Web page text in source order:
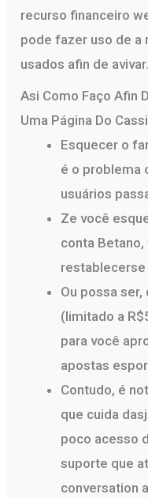
recurso financeiro
pode fazer uso de a
usados afin de avivar.
Asi Como Faço Afin
Uma Página Do
Esquecer o
é o problema
usuários
Ze você
conta
restablecerse
Ou possa
(limitado a
para você
apostas
Contudo, é
que cuida
poco acesso
suporte que
conversation